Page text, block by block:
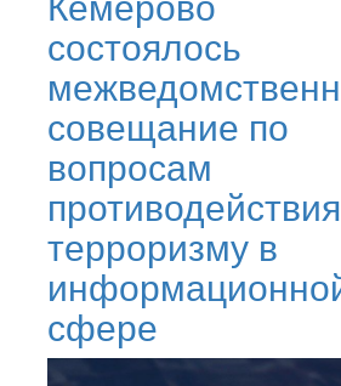
состоялось
совещание по
вопросам
противодействия
терроризму в
сфере